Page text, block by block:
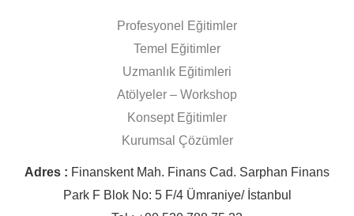
Profesyonel Eğitimler
Temel Eğitimler
Uzmanlık Eğitimleri
Atölyeler – Workshop
Konsept Eğitimler
Kurumsal Çözümler
Adres : Finanskent Mah. Finans Cad. Sarphan Finans
Park F Blok No: 5 F/4 Ümraniye/ İstanbul